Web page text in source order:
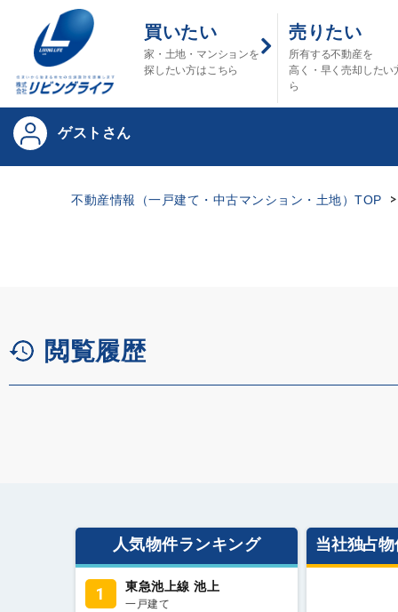
買いたい
家・土地・マンションを
探したい方はこちら
売りたい
所有する不動産を
高く・早く売却したい
ら
ゲストさん
不動産情報（一戸建て・中古マンション・土地）TOP
閲覧履歴
人気物件ランキング
1 東急池上線 池上
一戸建て
当社独占